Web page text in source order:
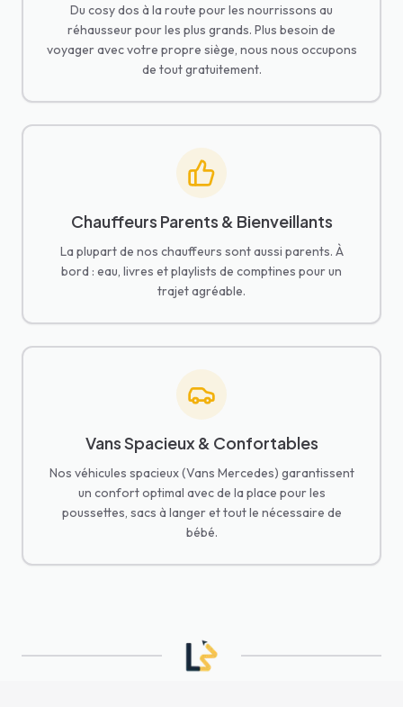
Du cosy dos à la route pour les nourrissons au
réhausseur pour les plus grands. Plus besoin de
voyager avec votre propre siège, nous nous occupons
de tout gratuitement.
Chauffeurs Parents & Bienveillants
La plupart de nos chauffeurs sont aussi parents. À
bord : eau, livres et playlists de comptines pour un
trajet agréable.
Vans Spacieux & Confortables
Nos véhicules spacieux (Vans Mercedes) garantissent
un confort optimal avec de la place pour les
poussettes, sacs à langer et tout le nécessaire de
bébé.